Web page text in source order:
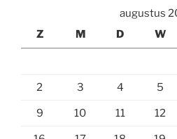
augustus
Z
M D W
2 3 4 5
9 10 11 12